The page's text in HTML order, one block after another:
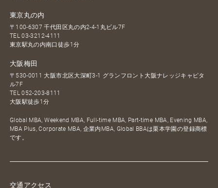
東京丸の内
〒100-6307 千代田区丸の内2-4-1丸ビル7F
TEL03-3212-4111
東京駅丸の内南口徒歩1分
大阪梅田
〒530-0011 大阪市北区大深町3-1 グランフロント大阪ナレッジキャピタ
ル7F
TEL052-203-8111
大阪駅徒歩1分
Global MBA, Weekend MBA, Full-time MBA, Part-time MBA, Evening MBA,
MBA Plus, Corporate MBA, 企業内MBA, Global BBAは栗本学園の登録商標
です。
交通アクセス